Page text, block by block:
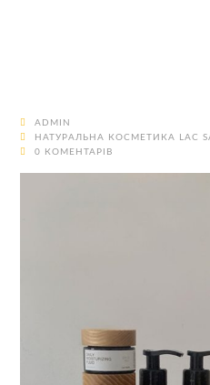
ADMIN
НАТУРАЛЬНА КОСМЕТИКА LAC
0 КОМЕНТАРІВ